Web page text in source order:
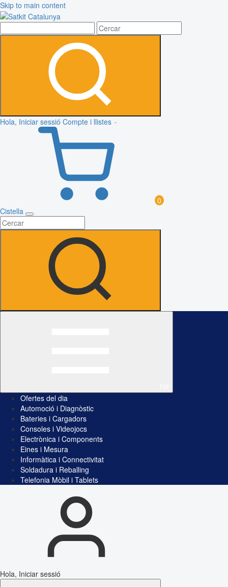
Skip to main content
Hola, Iniciar sessió Compte i llistes
0
Cistella
Ofertes del dia
Automoció i Diagnòstic
Bateries i Cargadors
Consoles i Videojocs
Electrònica i Components
Eines i Mesura
Informàtica i Connectivitat
Soldadura i Reballing
Telefonia Mòbil i Tablets
Hola, Iniciar sessió